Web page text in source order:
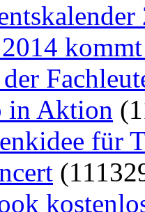
in Aktion
für